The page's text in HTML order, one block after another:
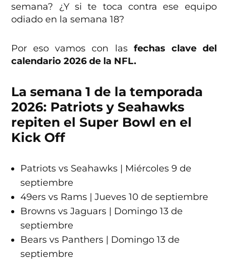
semana? ¿Y si te toca contra ese equipo
odiado en la semana 18?
Por eso vamos con las fechas clave del
calendario 2026 de la NFL.
La semana 1 de la temporada
2026: Patriots y Seahawks
repiten el Super Bowl en el
Kick Off
Patriots vs Seahawks | Miércoles 9 de
septiembre
49ers vs Rams | Jueves 10 de septiembre
Browns vs Jaguars | Domingo 13 de
septiembre
Bears vs Panthers | Domingo 13 de
septiembre